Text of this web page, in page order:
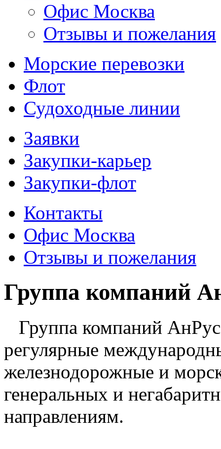
Офис Москва
Отзывы и пожелания
Морские перевозки
Флот
Судоходные линии
Заявки
Закупки-карьер
Закупки-флот
Контакты
Офис Москва
Отзывы и пожелания
Группа компаний
Группа компаний
регулярные
железнодорожные и
генеральных и
направлениям.